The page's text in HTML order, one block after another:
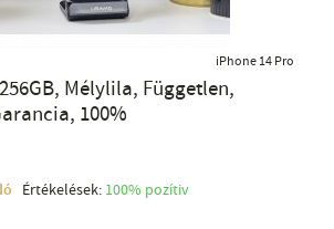
iPhone 14 Pro
Mélylila, Független,
100%
Értékelések: 100% pozítiv